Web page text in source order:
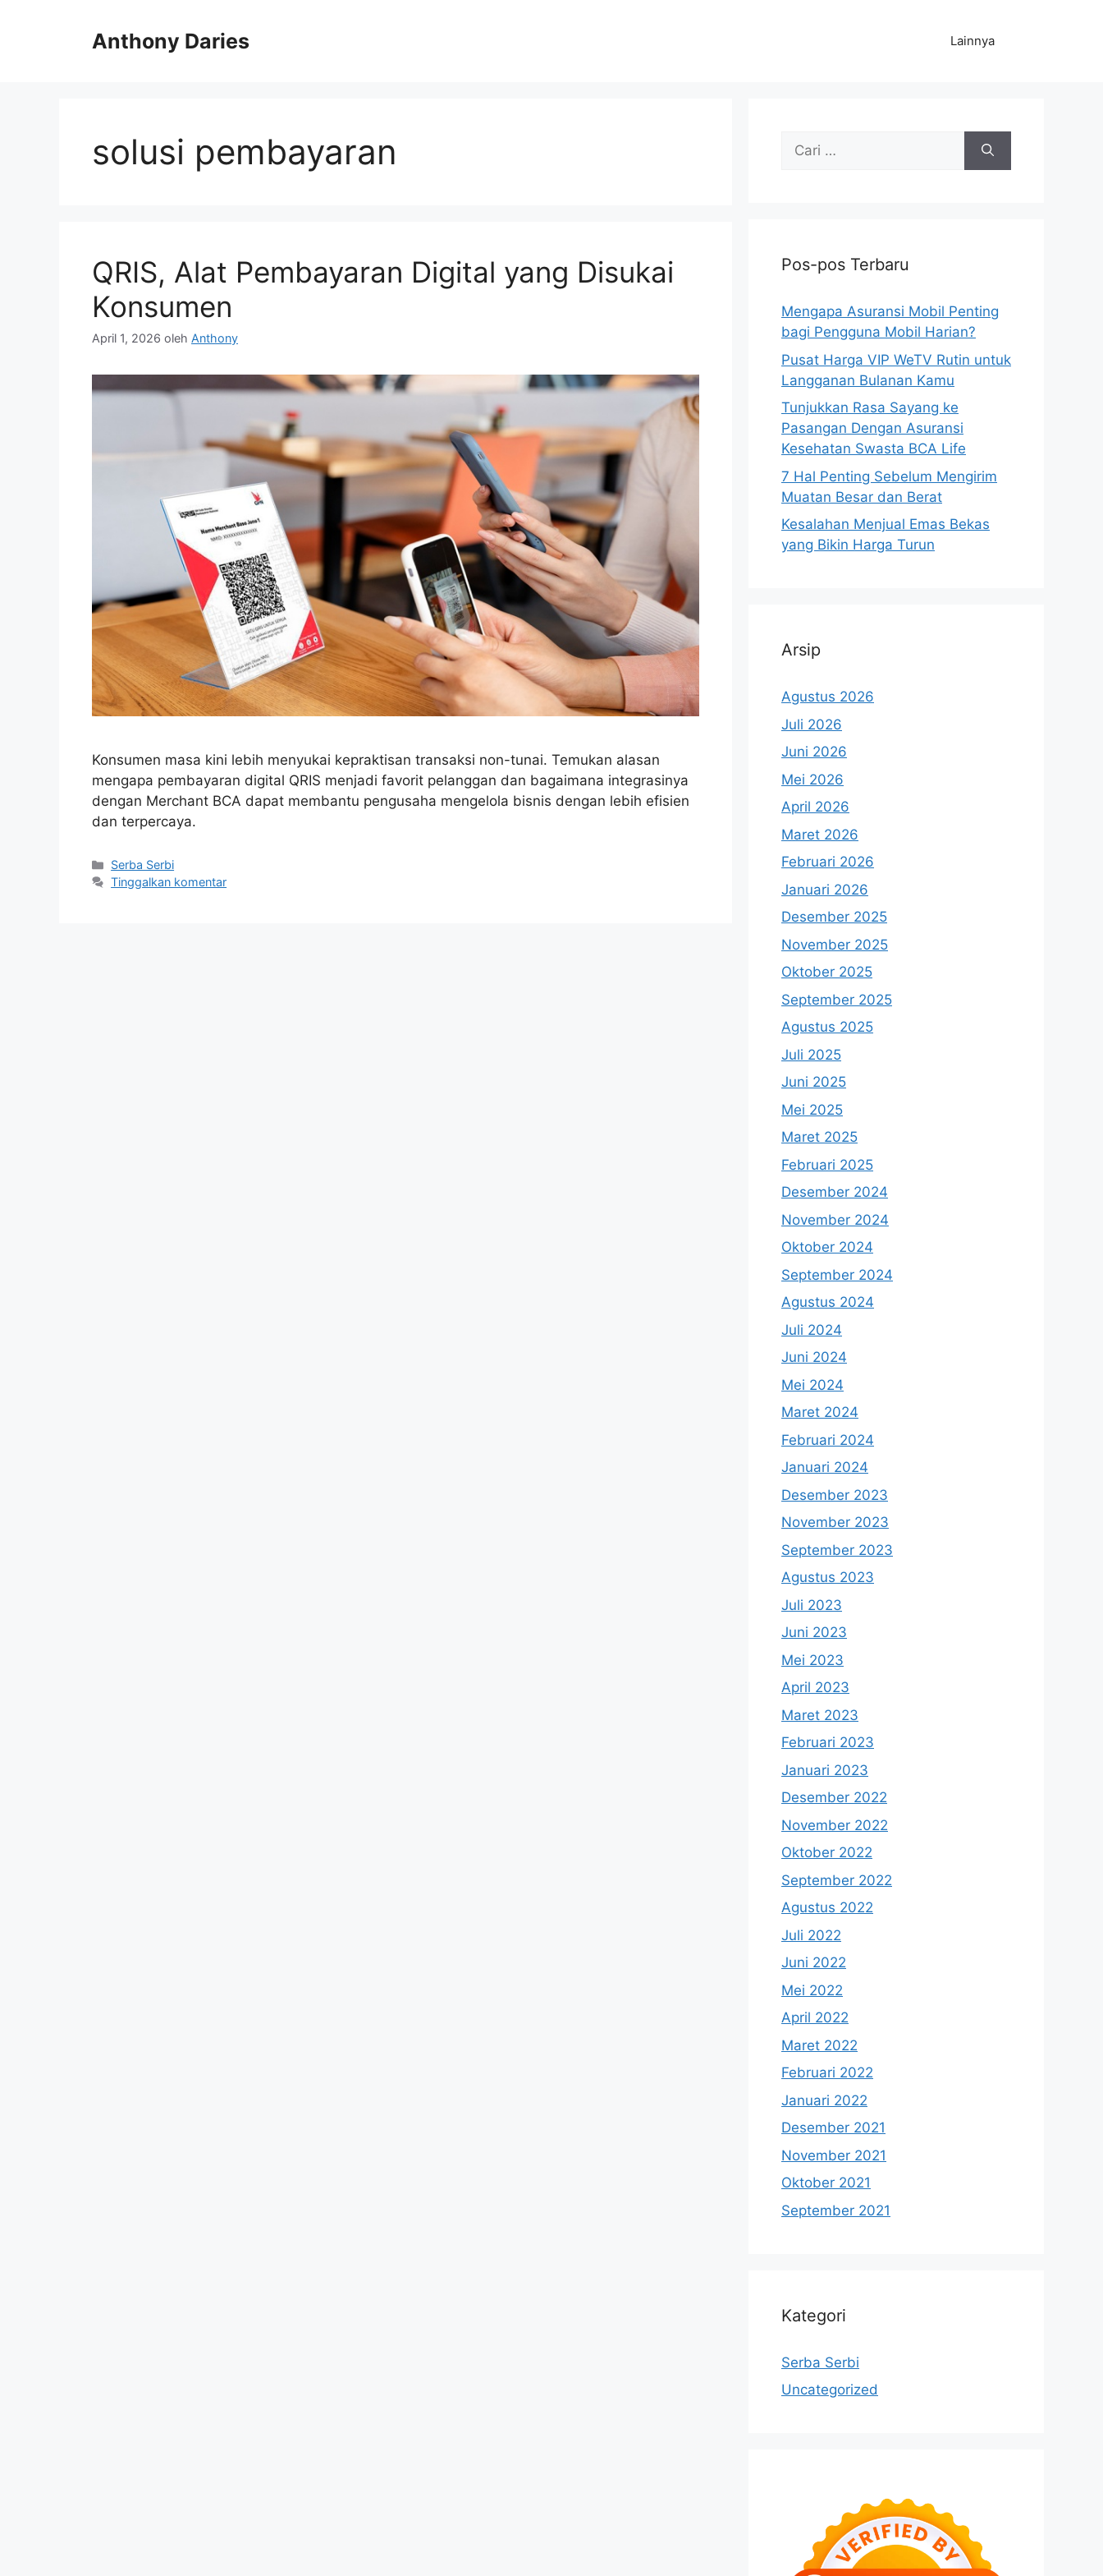
Anthony Daries Lainnya
solusi pembayaran
QRIS, Alat Pembayaran Digital yang Disukai
Konsumen
April 1, 2026 oleh Anthony
Konsumen masa kini lebih menyukai kepraktisan transaksi non-tunai. Temukan alasan
mengapa pembayaran digital QRIS menjadi favorit pelanggan dan bagaimana integrasinya
dengan Merchant BCA dapat membantu pengusaha mengelola bisnis dengan lebih efisien
dan terpercaya.
Kategori
Serba Serbi
Tinggalkan komentar
Cari
Pos-pos Terbaru
Mengapa Asuransi Mobil Penting
bagi Pengguna Mobil Harian?
Pusat Harga VIP WeTV Rutin untuk
Langganan Bulanan Kamu
Tunjukkan Rasa Sayang ke
Pasangan Dengan Asuransi
Kesehatan Swasta BCA Life
7 Hal Penting Sebelum Mengirim
Muatan Besar dan Berat
Kesalahan Menjual Emas Bekas
yang Bikin Harga Turun
Arsip
Agustus 2026
Juli 2026
Juni 2026
Mei 2026
April 2026
Maret 2026
Februari 2026
Januari 2026
Desember 2025
November 2025
Oktober 2025
September 2025
Agustus 2025
Juli 2025
Juni 2025
Mei 2025
Maret 2025
Februari 2025
Desember 2024
November 2024
Oktober 2024
September 2024
Agustus 2024
Juli 2024
Juni 2024
Mei 2024
Maret 2024
Februari 2024
Januari 2024
Desember 2023
November 2023
September 2023
Agustus 2023
Juli 2023
Juni 2023
Mei 2023
April 2023
Maret 2023
Februari 2023
Januari 2023
Desember 2022
November 2022
Oktober 2022
September 2022
Agustus 2022
Juli 2022
Juni 2022
Mei 2022
April 2022
Maret 2022
Februari 2022
Januari 2022
Desember 2021
November 2021
Oktober 2021
September 2021
Kategori
Serba Serbi
Uncategorized